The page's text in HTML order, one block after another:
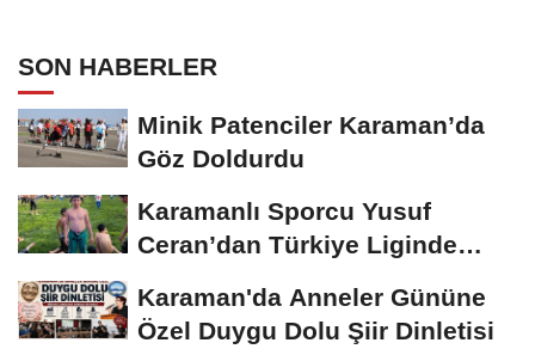
SON HABERLER
Minik Patenciler Karaman’da
Göz Doldurdu
Karamanlı Sporcu Yusuf
Ceran’dan Türkiye Liginde
Karaman'da Anneler Gününe
Özel Duygu Dolu Şiir Dinletisi